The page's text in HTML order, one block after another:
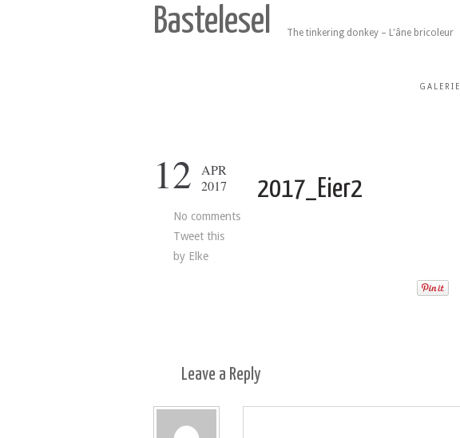
Bastelesel The tinkering donkey – L'âne bricoleur
GALERIE
12
APR
2017
No comments
Tweet this
by Elke
2017_Eier2
Leave a Reply